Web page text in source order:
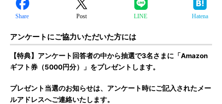
Share Post LINE Hatena
アンケートにご協力いただいた方には
【特典】アンケート回答者の中から抽選で3名さまに「Amazon
ギフト券（5000円分）」をプレゼントします。
プレゼント当選のお知らせは、アンケート時にご記入されたメー
ルアドレスへご連絡いたします。